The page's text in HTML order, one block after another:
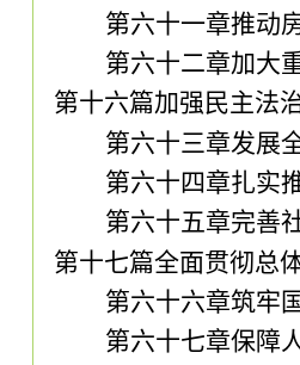
第六十一章推动
第六十二章加大
第十六篇加强民主法
第六十三章发展
第六十四章扎实
第六十五章完善
第十七篇全面贯彻总
第六十六章筑牢
第六十七章保障